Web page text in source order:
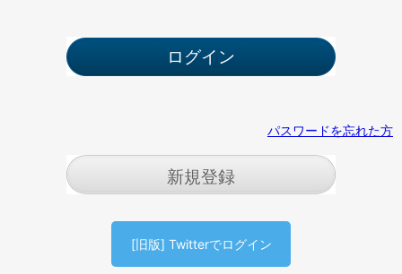
パスワードを忘れた方
新規登録
[旧版] Twitterでログイン